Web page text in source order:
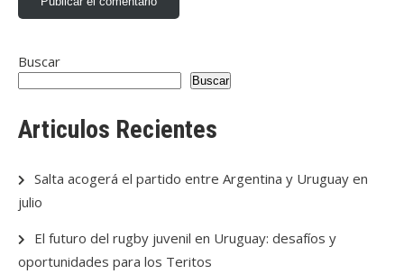
Buscar
Buscar
Articulos Recientes
Salta acogerá el partido entre Argentina y Uruguay en
julio
El futuro del rugby juvenil en Uruguay: desafíos y
oportunidades para los Teritos